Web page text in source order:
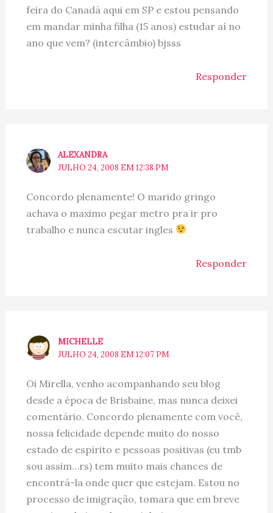
feira do Canadá aqui em SP e estou pensando
em mandar minha filha (15 anos) estudar aí no
ano que vem? (intercâmbio) bjsss
Responder
ALEXANDRA
JULHO 24, 2008 EM 12:38 PM
Concordo plenamente! O marido gringo
achava o maximo pegar metro pra ir pro
trabalho e nunca escutar ingles
Responder
MICHELLE
JULHO 24, 2008 EM 12:07 PM
Oi Mirella, venho acompanhando seu blog
desde a época de Brisbaine, mas nunca deixei
comentário. Concordo plenamente com você,
nossa felicidade depende muito do nosso
estado de espírito e pessoas positivas (eu tmb
sou assim…rs) tem muito mais chances de
encontrá-la onde quer que estejam. Estou no
processo de imigração, tomara que em breve